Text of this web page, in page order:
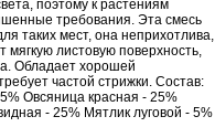
поэтому к растениям
требования. Эта смесь
таких мест, она неприхотлива,
мягкую листовую поверхность,
Обладает хорошей
частой стрижки. Состав:
Овсяница красная - 25%
- 25% Мятлик луговой - 5%